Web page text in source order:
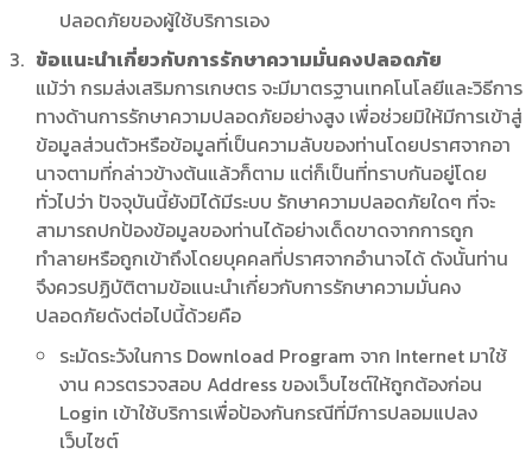
ปลอดภัยของผู้ใช้บริการเอง
ข้อแนะนำเกี่ยวกับการรักษาความมั่นคงปลอดภัย
แม้ว่า กรมส่งเสริมการเกษตร จะมีมาตรฐานเทคโนโลยีและวิธีการ
ทางด้านการรักษาความปลอดภัยอย่างสูง เพื่อช่วยมิให้มีการเข้าสู่
ข้อมูลส่วนตัวหรือข้อมูลที่เป็นความลับของท่านโดยปราศจากอา
นาจตามที่กล่าวข้างต้นแล้วก็ตาม แต่ก็เป็นที่ทราบกันอยู่โดย
ทั่วไปว่า ปัจจุบันนี้ยังมิได้มีระบบ รักษาความปลอดภัยใดๆ ที่จะ
สามารถปกป้องข้อมูลของท่านได้อย่างเด็ดขาดจากการถูก
ทำลายหรือถูกเข้าถึงโดยบุคคลที่ปราศจากอำนาจได้ ดังนั้นท่าน
จึงควรปฏิบัติตามข้อแนะนำเกี่ยวกับการรักษาความมั่นคง
ปลอดภัยดังต่อไปนี้ด้วยคือ
ระมัดระวังในการ Download Program จาก Internet มาใช้
งาน ควรตรวจสอบ Address ของเว็บไซต์ให้ถูกต้องก่อน
Login เข้าใช้บริการเพื่อป้องกันกรณีที่มีการปลอมแปลง
เว็บไซต์